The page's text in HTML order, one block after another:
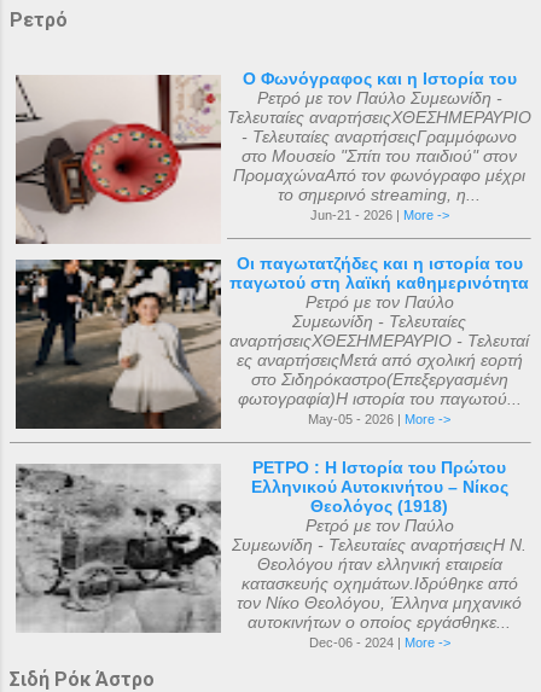
Ρετρό
Ο Φωνόγραφος και η Ιστορία του
Ρετρό με τον Παύλο Συμεωνίδη -
Τελευταίες αναρτήσειςΧΘΕΣΗΜΕΡΑΥΡΙΟ
- Τελευταίες αναρτήσειςΓραμμόφωνο
στο Μουσείο "Σπίτι του παιδιού" στον
ΠρομαχώναΑπό τον φωνόγραφο μέχρι
το σημερινό streaming, η...
Jun-21 - 2026 | More ->
Οι παγωτατζήδες και η ιστορία του
παγωτού στη λαϊκή καθημερινότητα
Ρετρό με τον Παύλο
Συμεωνίδη - Τελευταίες
αναρτήσειςΧΘΕΣΗΜΕΡΑΥΡΙΟ - Τελευταί
ες αναρτήσειςΜετά από σχολική εορτή
στο Σιδηρόκαστρο(Επεξεργασμένη
φωτογραφία)Η ιστορία του παγωτού...
May-05 - 2026 | More ->
ΡΕΤΡΟ : Η Ιστορία του Πρώτου
Ελληνικού Αυτοκινήτου – Νίκος
Θεολόγος (1918)
Ρετρό με τον Παύλο
Συμεωνίδη - Τελευταίες αναρτήσειςΗ Ν.
Θεολόγου ήταν ελληνική εταιρεία
κατασκευής οχημάτων.Ιδρύθηκε από
τον Νίκο Θεολόγου, Έλληνα μηχανικό
αυτοκινήτων ο οποίος εργάσθηκε...
Dec-06 - 2024 | More ->
Σιδή Ρόκ Άστρο